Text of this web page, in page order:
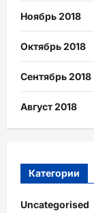
Ноябрь 2018
Октябрь 2018
Сентябрь 2018
Август 2018
Категории
Uncategorised